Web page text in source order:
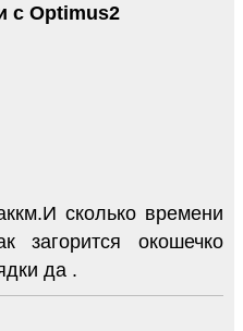
с Optimus2
сколько времени
загорится окошечко
да .